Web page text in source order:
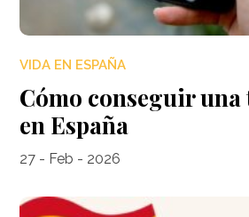
VIDA EN ESPAÑA
Cómo conseguir
en España
27 - Feb - 2026